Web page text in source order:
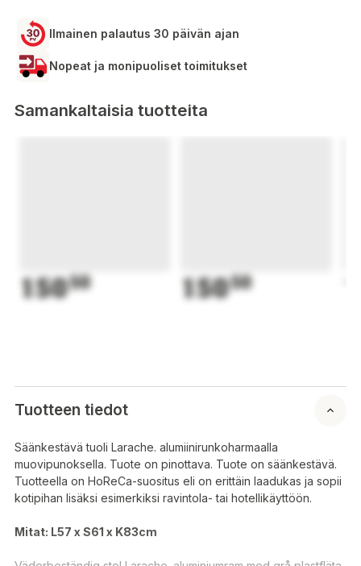
Ilmainen palautus 30 päivän ajan
Nopeat ja monipuoliset toimitukset
Samankaltaisia tuotteita
15050 15050
Tuotteen tiedot
Säänkestävä tuoli Larache. alumiinirunkoharmaalla
muovipunoksella. Tuote on pinottava. Tuote on säänkestävä.
Tuotteella on HoReCa-suositus eli on erittäin laadukas ja sopii
kotipihan lisäksi esimerkiksi ravintola- tai hotellikäyttöön.
Mitat: L57 x S61 x K83cm